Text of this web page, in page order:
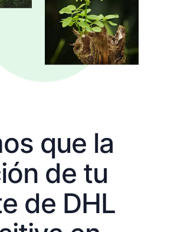
que la
de tu
de DHL